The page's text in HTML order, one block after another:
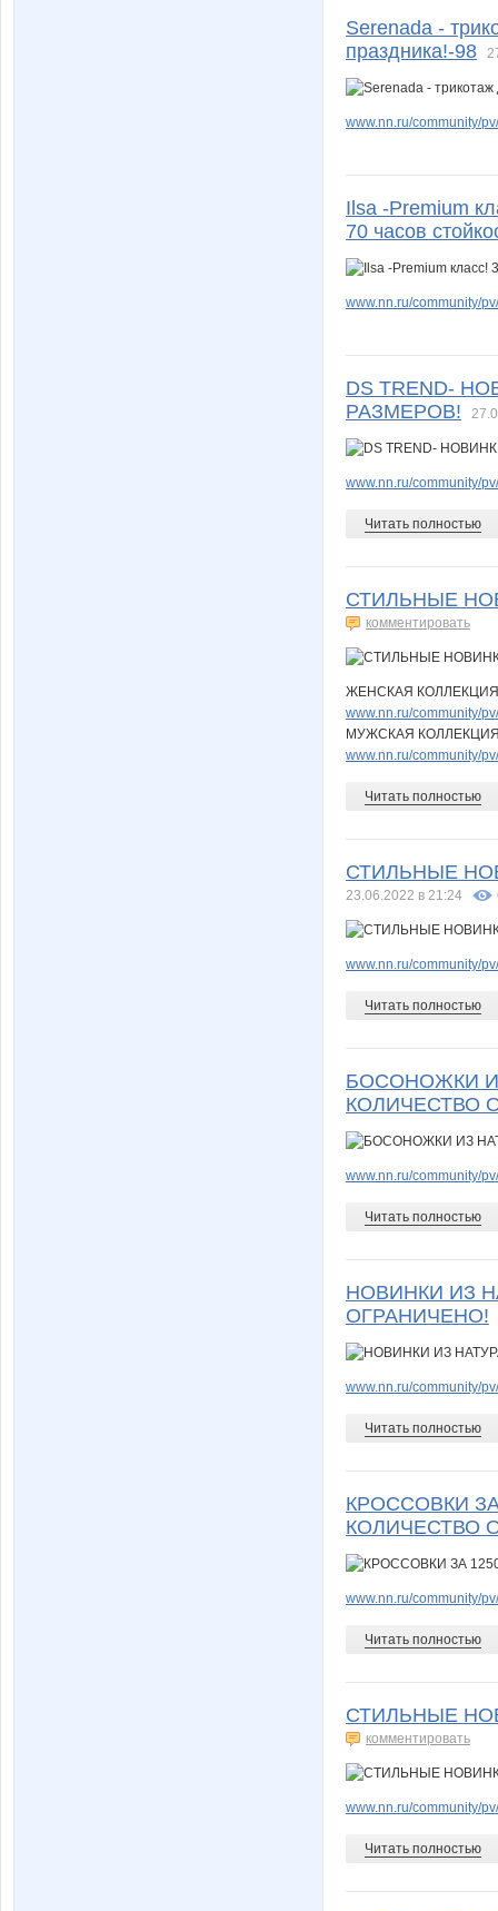
Serenada -
праздника!-98
www.nn.ru/community/
Ilsa -Premium
70 часов
www.nn.ru/community/
DS TREND-
РАЗМЕРОВ!
www.nn.ru/community/
Читать полностью
СТИЛЬНЫЕ
комментировать
ЖЕНСКАЯ КОЛЛЕКЦИЯ
www.nn.ru/community/
МУЖСКАЯ
www.nn.ru/community/
Читать полностью
СТИЛЬНЫЕ
23.06.2022 в 21:24
www.nn.ru/community/
Читать полностью
БОСОНОЖКИ
КОЛИЧЕСТВО
www.nn.ru/community/
Читать полностью
НОВИНКИ ИЗ
ОГРАНИЧЕНО!
www.nn.ru/community/
Читать полностью
КРОССОВКИ
КОЛИЧЕСТВО
www.nn.ru/community/
Читать полностью
СТИЛЬНЫЕ
комментировать
www.nn.ru/community/
Читать полностью